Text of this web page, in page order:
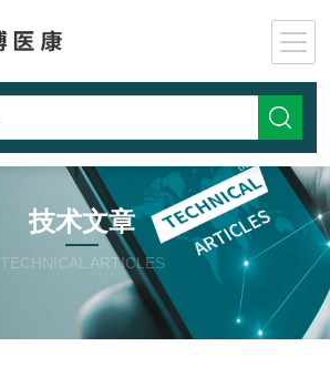
技术文章
TECHNICAL ARTICLES